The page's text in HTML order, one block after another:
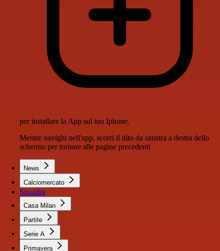
per installare la App sul tuo Iphone.
Mentre navighi nell'app, scorri il dito da sinistra a destra dello
schermo per tornare alle pagine precedenti
News
Calciomercato
Squadra
Casa Milan
Partite
Serie A
Primavera